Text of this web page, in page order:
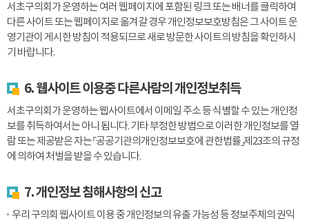
서초구의회가 운영하는 여러 웹페이지에 포함된 링크 또는 배너를 클릭하여
다른 사이트 또는 웹페이지로 옮겨갈 경우 개인정보보호방침은 그 사이트 운
영기관이 게시한 방침이 적용되므로 새로 방문한 사이트의 방침을 확인하시
기 바랍니다.
6. 웹사이트 이용중 다른사람의 개인정보취득
서초구의회가 운영하는 웹사이트에서 이메일 주소 등 식별할 수 있는 개인정
보를 취득하여서는 아니 됩니다. 기타 부정한 방법으로 이러한 개인정보를 열
람 또는 제공받은 자는 「공공기관의개인정보보호에 관한법률」제23조의 규정
에 의하여 처벌을 받을 수 있습니다.
7. 개인정보 침해사항의 신고
우리 구의회 웹사이트 이용 중 개인정보의 유출 가능성 등 정보주체의 권익